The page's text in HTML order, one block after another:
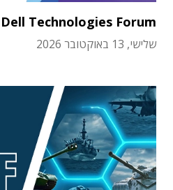
Dell Technologies Forum
שלישי, 13 באוקטובר 2026